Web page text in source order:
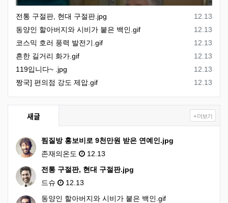
등록일
12.13
전통 구절판, 현대 구절판.jpg
등록일
12.13
동양인 할아버지와 시비가 붙은 백인.gif
등록일
12.13
코스믹 호러 풍력 발전기.gif
등록일
12.13
흔한 길거리 화가.gif
등록일
12.13
119입니다~ .jpg
등록일
12.13
짱국] 편의점 강도 제압.gif
새글 + 더보기
찜질방 홍보비로 9천만원 받은 연예인.jpg
존재의온도
12.13
전통 구절판, 현대 구절판.jpg
드슈
12.13
동양인 할아버지와 시비가 붙은 백인.gif